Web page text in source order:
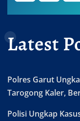
Latest
Polres Garut
Tarogong Kaler,
Polisi Ungkap